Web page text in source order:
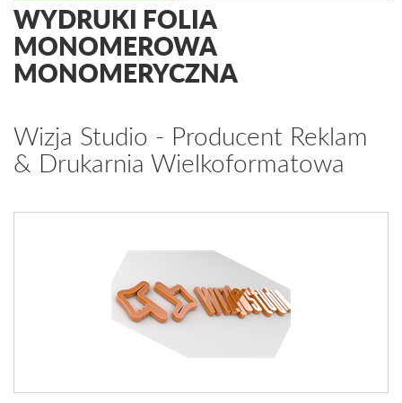
WYDRUKI FOLIA
MONOMEROWA
MONOMERYCZNA
Wizja Studio - Producent Reklam
& Drukarnia Wielkoformatowa